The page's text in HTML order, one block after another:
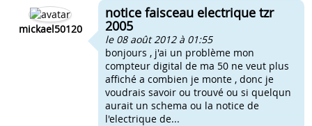
Refaire un faisceau electrique moto
Comment brancher le faisceau électrique moto
mickael50120
notice faisceau electrique tzr
2005
le 08 août 2012 à 01:55
bonjours , j'ai un problème mon
compteur digital de ma 50 ne veut plus
affiché a combien je monte , donc je
voudrais savoir ou trouvé ou si quelqun
aurait un schema ou la notice de
l'electrique de...